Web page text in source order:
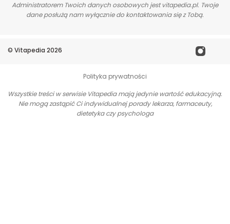
Administratorem Twoich danych osobowych jest vitapedia.pl. Twoje
dane posłużą nam wyłącznie do kontaktowania się z Tobą.
© Vitapedia 2026
Polityka prywatności
Wszystkie treści w serwisie Vitapedia mają jedynie wartość edukacyjną.
Nie mogą zastąpić Ci indywidualnej porady lekarza, farmaceuty,
dietetyka czy psychologa